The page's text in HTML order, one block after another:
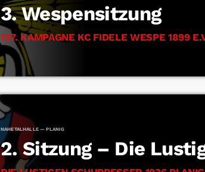
3. Wespensitzung
127. KAMPAGNE KC FIDELE WESPE 1899
NAHETALHALLE — PLANIG
2. Sitzung – Die